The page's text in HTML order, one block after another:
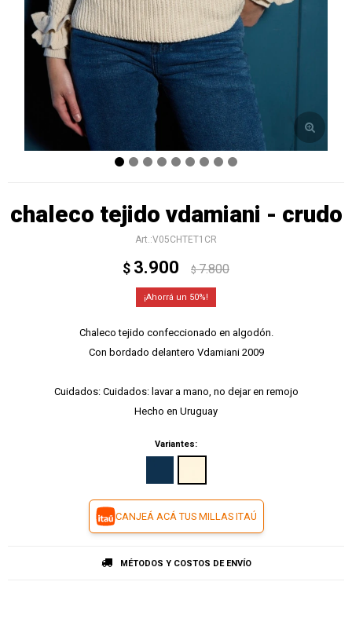
chaleco tejido vdamiani - crudo
V05CHTET1CR
$ 3.900 $ 7.800
50
Chaleco tejido confeccionado en algodón.
Con bordado delantero Vdamiani 2009
Cuidados: Cuidados: lavar a mano, no dejar en remojo
Hecho en Uruguay
Variantes:
CANJEÁ ACÁ TUS MILLAS ITAÚ
MÉTODOS Y COSTOS DE ENVÍO